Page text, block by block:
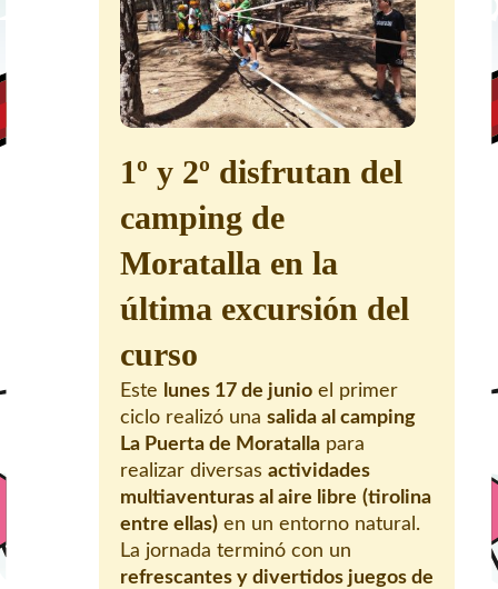
Contacto
1º y 2º disfrutan del
camping de
Moratalla en la
última excursión del
curso
Este lunes 17 de junio el primer
ciclo realizó una salida al camping
La Puerta de Moratalla para
realizar diversas actividades
multiaventuras al aire libre (tirolina
entre ellas) en un entorno natural.
La jornada terminó con un
refrescantes y divertidos juegos de